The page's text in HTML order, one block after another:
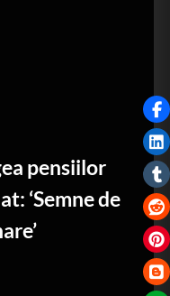
pensiilor
‘Semne de